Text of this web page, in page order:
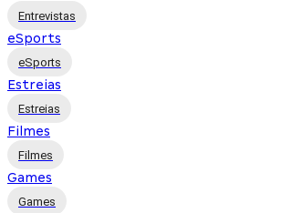
Entrevistas
eSports
eSports
Estreias
Estreias
Filmes
Filmes
Games
Games